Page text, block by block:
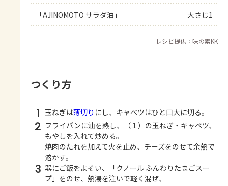
「AJINOMOTO サラダ油」 大さじ1
レシピ提供：味の素KK
つくり方
1 玉ねぎは薄切り にし、キャベツはひと口大に切る。
2 フライパンに油を熱し、（１）の玉ねぎ・キャベツ、
もやしを入れて炒める。
焼肉のたれを加えて火を止め、チーズをのせて余熱で
溶かす。
3 器にご飯をよそい、「クノール ふんわりたまごスー
プ」をのせ、熱湯を注いで軽く混ぜ、